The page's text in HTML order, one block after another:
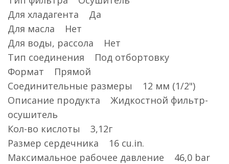
Для хладагента Да
Для масла Нет
Для воды, рассола Нет
Тип соединения Под отбортовку
Формат Прямой
Соединительные размеры 12 мм (1/2")
Описание продукта Жидкостной фильтр-
осушитель
Кол-во кислоты 3,12г
Размер сердечника 16 cu.in.
Максимальное рабочее давление 46,0 bar